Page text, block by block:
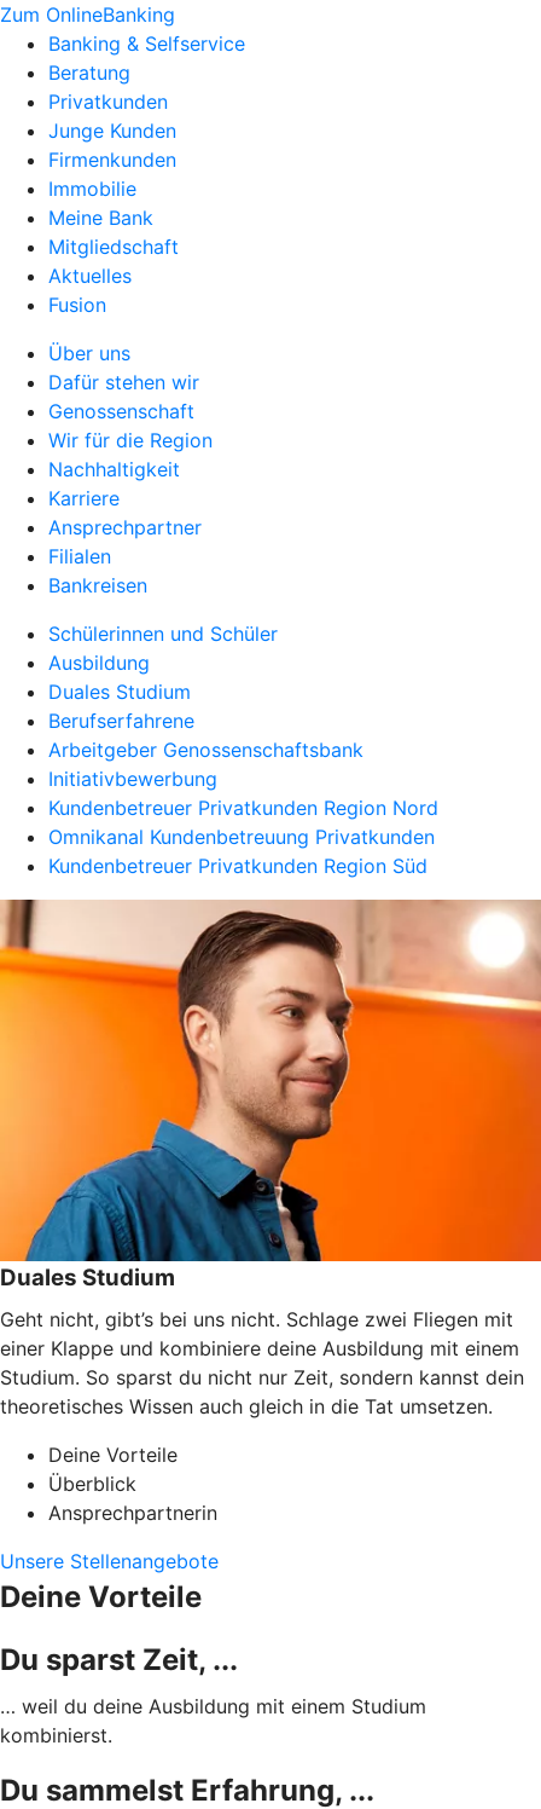
Zum OnlineBanking
Banking & Selfservice
Beratung
Privatkunden
Junge Kunden
Firmenkunden
Immobilie
Meine Bank
Mitgliedschaft
Aktuelles
Fusion
Über uns
Dafür stehen wir
Genossenschaft
Wir für die Region
Nachhaltigkeit
Karriere
Ansprechpartner
Filialen
Bankreisen
Schülerinnen und Schüler
Ausbildung
Duales Studium
Berufserfahrene
Arbeitgeber Genossenschaftsbank
Initiativbewerbung
Kundenbetreuer Privatkunden Region Nord
Omnikanal Kundenbetreuung Privatkunden
Kundenbetreuer Privatkunden Region Süd
Duales Studium
Geht nicht, gibt’s bei uns nicht. Schlage zwei Fliegen mit
einer Klappe und kombiniere deine Ausbildung mit einem
Studium. So sparst du nicht nur Zeit, sondern kannst dein
theoretisches Wissen auch gleich in die Tat umsetzen.
Deine Vorteile
Überblick
Ansprechpartnerin
Unsere Stellenangebote
Deine Vorteile
Du sparst Zeit, ...
… weil du deine Ausbildung mit einem Studium
kombinierst.
Du sammelst Erfahrung, ...